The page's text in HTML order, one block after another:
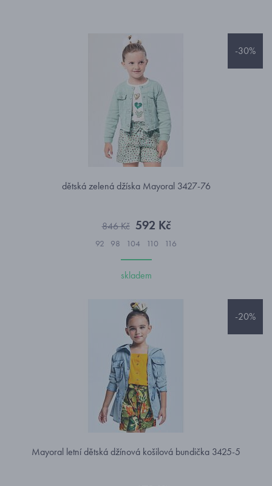
-30%
dětská zelená džíska Mayoral 3427-76
846 Kč 592 Kč
92 98 104 110 116
skladem
-20%
Mayoral letní dětská džínová košilová bundička 3425-5